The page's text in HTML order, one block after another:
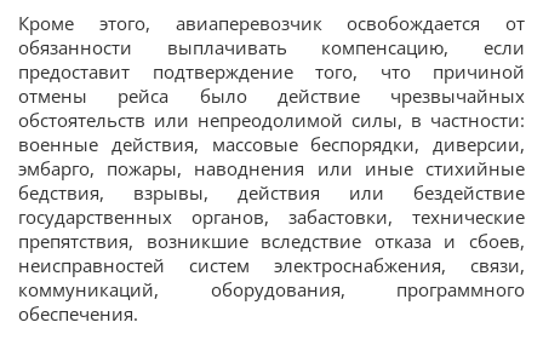
Кроме этого, авиаперевозчик освобождается от
обязанности выплачивать компенсацию, если
предоставит подтверждение того, что причиной
отмены рейса было действие чрезвычайных
обстоятельств или непреодолимой силы, в частности:
военные действия, массовые беспорядки, диверсии,
эмбарго, пожары, наводнения или иные стихийные
бедствия, взрывы, действия или бездействие
государственных органов, забастовки, технические
препятствия, возникшие вследствие отказа и сбоев,
неисправностей систем электроснабжения, связи,
коммуникаций, оборудования, программного
обеспечения.